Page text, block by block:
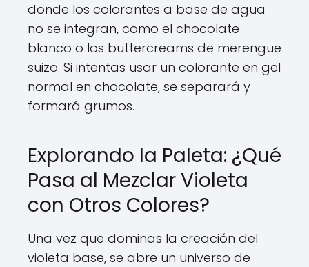
donde los colorantes a base de agua
no se integran, como el chocolate
blanco o los buttercreams de merengue
suizo. Si intentas usar un colorante en gel
normal en chocolate, se separará y
formará grumos.
Explorando la Paleta: ¿Qué
Pasa al Mezclar Violeta
con Otros Colores?
Una vez que dominas la creación del
violeta base, se abre un universo de